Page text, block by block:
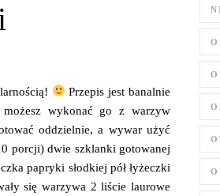
Przepis jest banalnie
wykonać go z warzyw
oddzielnie, a wywar użyć
porcji) dwie szklanki gotowanej
papryki słodkiej pół łyżeczki
się warzywa 2 liście laurowe